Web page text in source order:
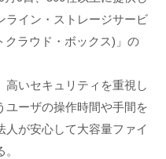
ライン・ストレージサービ
クラウド・ボックス)」の
高いセキュリティを重視し
ユーザの操作時間や手間を
人が安心して大容量ファイ